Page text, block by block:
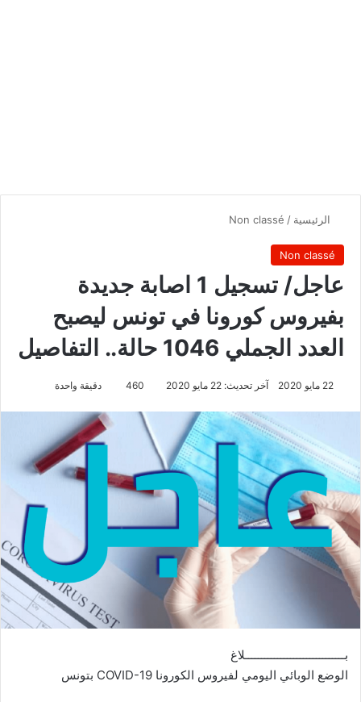
الرئيسية /
Non classé
Non classé
عاجل/ تسجيل 1 اصابة جديدة
بفيروس كورونا في تونس ليصبح
العدد الجملي 1046 حالة.. التفاصيل
22 مايو 2020 آخر تحديث: 22 مايو 2020 460 دقيقة واحدة
بـــــــــــــــــــــــــــــــلاغ
الوضع الوبائي اليومي لفيروس الكورونا COVID-19 بتونس